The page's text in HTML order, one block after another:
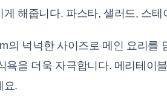
게 해줍니다. 파스타, 샐러드, 스
의 넉넉한 사이즈로 메인 요리를
욕을 더욱 자극합니다. 메리테이
요.